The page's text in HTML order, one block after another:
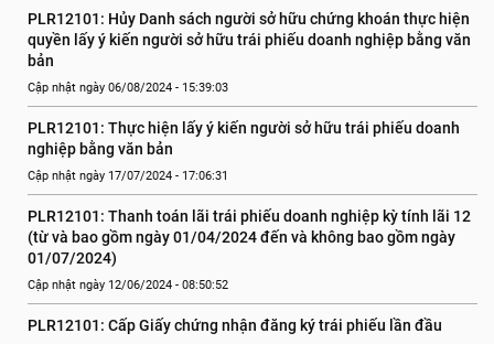
PLR12101: Hủy Danh sách người sở hữu chứng khoán thực hiện
quyền lấy ý kiến người sở hữu trái phiếu doanh nghiệp bằng văn
bản
Cập nhật ngày 06/08/2024 - 15:39:03
PLR12101: Thực hiện lấy ý kiến người sở hữu trái phiếu doanh
nghiệp bằng văn bản
Cập nhật ngày 17/07/2024 - 17:06:31
PLR12101: Thanh toán lãi trái phiếu doanh nghiệp kỳ tính lãi 12
(từ và bao gồm ngày 01/04/2024 đến và không bao gồm ngày
01/07/2024)
Cập nhật ngày 12/06/2024 - 08:50:52
PLR12101: Cấp Giấy chứng nhận đăng ký trái phiếu lần đầu